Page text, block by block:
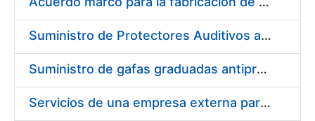
Suministro de Protectores Auditivos a medida para las personas trabajadoras de los Centros de Trabajo de Madrid y Burgos
Suministro de gafas graduadas antiproyecciones para los trabajadores de la FNMT-RCM en los centros de trabajo de Madrid y Burgos
Servicios de una empresa externa para el asesoramiento y resolución de los recursos de alzada que se presentan relacionados con procesos de selección para la FNMT-RCM